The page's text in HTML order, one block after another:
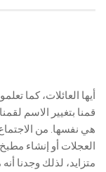
قمنا بتغيير الاسم
هي نفسها. من
العجلات أو إنشاء
متزايد، لذلك وجدنا